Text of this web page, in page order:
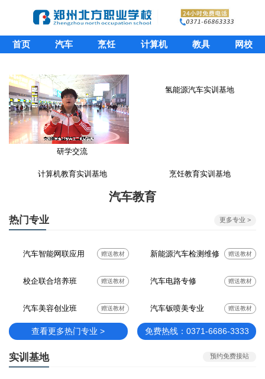
首页 汽车 烹饪 计算机 教具 网校
研学交流
氢能源汽车实训基地
计算机教育实训基地 烹饪教育实训基地
汽车教育
热门专业 更多专业 >
汽车智能网联应用 赠送教材 新能源汽车检测维修 赠送教材
校企联合培养班 赠送教材 汽车电路专修 赠送教材
汽车美容创业班 赠送教材 汽车钣喷美专业 赠送教材
查看更多热门专业 > 免费热线：0371-6686-3333
实训基地 预约免费接站